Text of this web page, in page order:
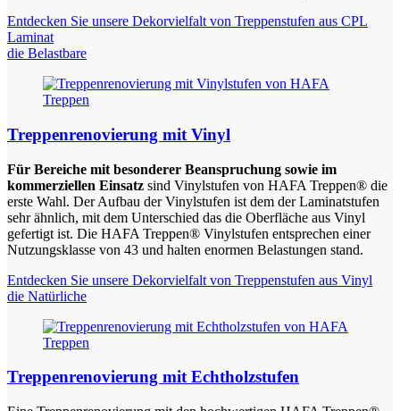
Entdecken Sie unsere Dekorvielfalt von Treppenstufen aus CPL
Laminat
die Belastbare
Treppenrenovierung mit Vinyl
Für Bereiche mit besonderer Beanspruchung sowie im
kommerziellen Einsatz sind Vinylstufen von HAFA Treppen® die
erste Wahl. Der Aufbau der Vinylstufen ist dem der Laminatstufen
sehr ähnlich, mit dem Unterschied das die Oberfläche aus Vinyl
gefertigt ist. Die HAFA Treppen® Vinylstufen entsprechen einer
Nutzungsklasse von 43 und halten enormen Belastungen stand.
Entdecken Sie unsere Dekorvielfalt von Treppenstufen aus Vinyl
die Natürliche
Treppenrenovierung mit Echtholzstufen